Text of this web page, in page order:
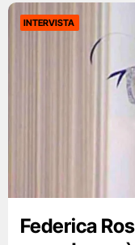
INTERVISTA
Federica